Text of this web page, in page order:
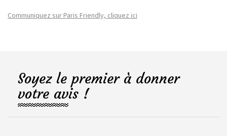
Communiquez sur Paris Friendly, cliquez ici
Soyez le premier à donner
votre avis !